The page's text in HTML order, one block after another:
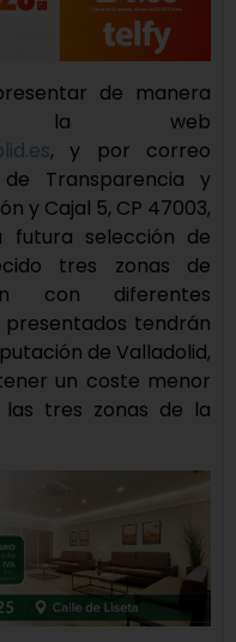
de manera
la web
, y por correo
Transparencia y
y Cajal 5, CP 47003,
futura selección de
tres zonas de
con diferentes
presentados tendrán
de Valladolid,
un coste menor
tres zonas de la